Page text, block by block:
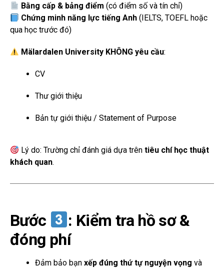
Bằng cấp & bảng điểm (có điểm số và tín chỉ)
Chứng minh năng lực tiếng Anh (IELTS, TOEFL hoặc
qua học trước đó)
Mälardalen University KHÔNG yêu cầu:
CV
Thư giới thiệu
Bản tự giới thiệu / Statement of Purpose
Lý do: Trường chỉ đánh giá dựa trêntiêu chí học thuật
khách quan.
Bước
: Kiểm tra hồ sơ &
đóng phí
Đảm bảo bạn xếp đúng thứ tự nguyện vọng và